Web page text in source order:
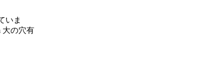
いま
大の穴有